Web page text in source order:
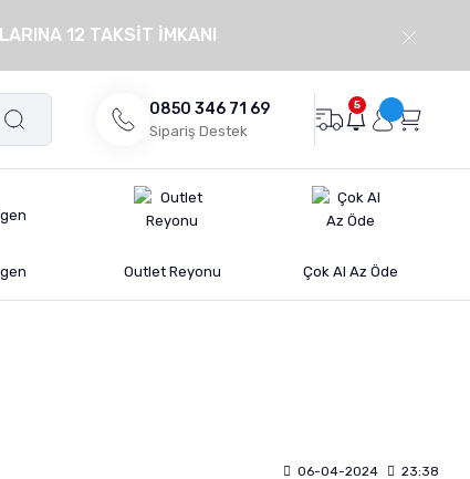
12 TAKSİT İMKANI
0850 346 71 69
Sipariş Destek
5
Outlet Reyonu Çok Al Az Öde
06-04-2024 23:38